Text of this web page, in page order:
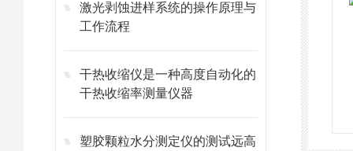
激光剥蚀进样系统的操作原理与
工作流程
干热收缩仪是一种高度自动化的
干热收缩率测量仪器
塑胶颗粒水分测定仪的测试远高